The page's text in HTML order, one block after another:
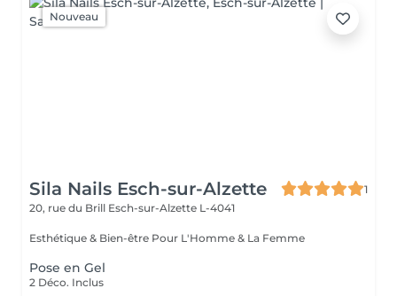
Nouveau
Sila Nails Esch-sur-Alzette
1
20, rue du Brill Esch-sur-Alzette L-4041
Esthétique & Bien-être Pour L'Homme & La Femme
Pose en Gel
2 Déco. Inclus